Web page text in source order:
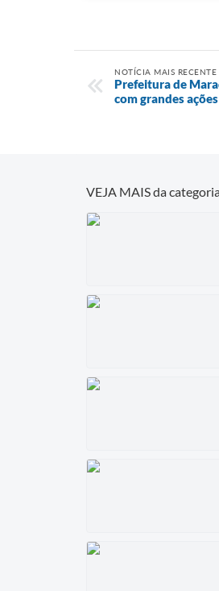
NOTÍCIA MAIS RECENTE
Prefeitura de
com grandes
VEJA MAIS da